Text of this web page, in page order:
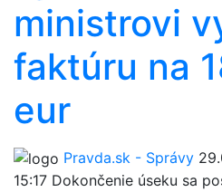
ministrovi
faktúru na
eur
Pravda.sk - Správy
15:17 Dokončenie úseku sa